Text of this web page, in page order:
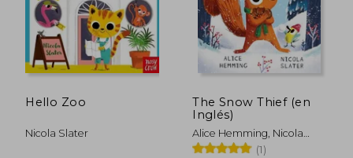
Hello Zoo
Nicola Slater
The Snow Thief (en
Inglés)
Alice Hemming, Nicola
Slater
(1)